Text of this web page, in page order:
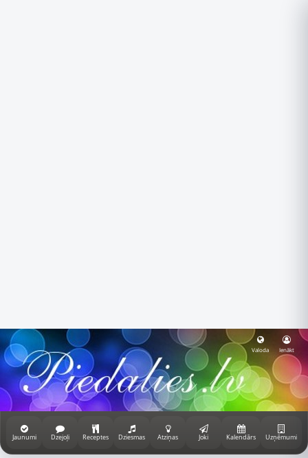
Valoda Ienākt
Jaunumi Dzejoļi Receptes Dziesmas Atziņas Joki Kalendārs Uzņēmumi